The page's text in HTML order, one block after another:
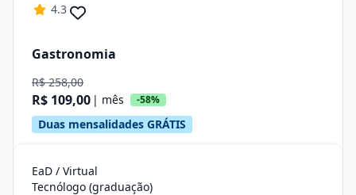
4.3
Gastronomia
R$ 258,00
R$ 109,00 | mês -58%
Duas mensalidades GRÁTIS
EaD / Virtual
Tecnólogo (graduação)